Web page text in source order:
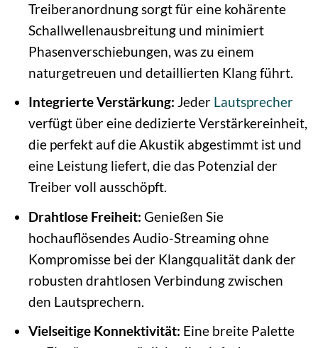
Treiberanordnung sorgt für eine kohärente
Schallwellenausbreitung und minimiert
Phasenverschiebungen, was zu einem
naturgetreuen und detaillierten Klang führt.
Integrierte Verstärkung: Jeder Lautsprecher
verfügt über eine dedizierte Verstärkereinheit,
die perfekt auf die Akustik abgestimmt ist und
eine Leistung liefert, die das Potenzial der
Treiber voll ausschöpft.
Drahtlose Freiheit: Genießen Sie
hochauflösendes Audio-Streaming ohne
Kompromisse bei der Klangqualität dank der
robusten drahtlosen Verbindung zwischen
den Lautsprechern.
Vielseitige Konnektivität: Eine breite Palette